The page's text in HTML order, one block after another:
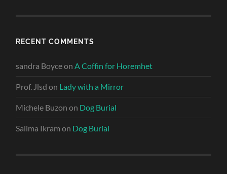
RECENT COMMENTS
sandra BoyceonA Coffin for Horemhet
Prof. Jlsd on Lady with a Mirror
Michele Buzon on Dog Burial
Salima Ikram on Dog Burial